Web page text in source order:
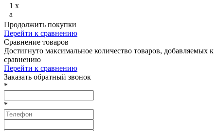
1 x
a
Продолжить покупки
Перейти к сравнению
Сравнение товаров
Достигнуто максимальное количество товаров, добавляемых к
сравнению
Перейти к сравнению
Заказать обратный звонок
*
*